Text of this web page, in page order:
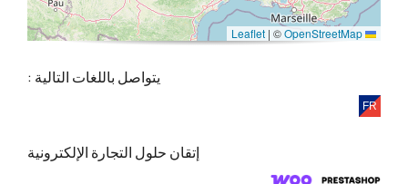
Leaflet
| ©OpenStreetMap
يتواصل باللغات التالية :
إتقان حلول التجارة الإلكترونية